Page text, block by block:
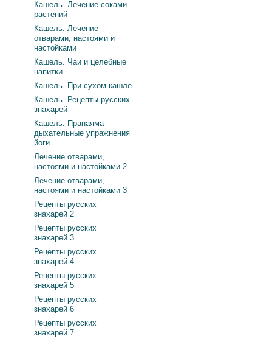
Кашель. Лечение соками
растений
Кашель. Лечение
отварами, настоями и
настойками
Кашель. Чаи и целебные
напитки
Кашель. При сухом кашле
Кашель. Рецепты русских
знахарей
Кашель. Пранаяма —
дыхательные упражнения
йоги
Лечение отварами,
настоями и настойками 2
Лечение отварами,
настоями и настойками 3
Рецепты русских
знахарей 2
Рецепты русских
знахарей 3
Рецепты русских
знахарей 4
Рецепты русских
знахарей 5
Рецепты русских
знахарей 6
Рецепты русских
знахарей 7